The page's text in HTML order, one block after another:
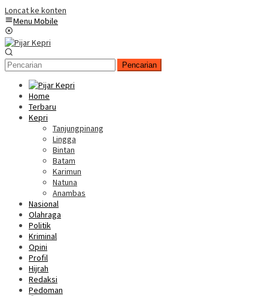
Loncat ke konten
Menu Mobile
Pencarian
Home
Terbaru
Kepri
Tanjungpinang
Lingga
Bintan
Batam
Karimun
Natuna
Anambas
Nasional
Olahraga
Politik
Kriminal
Opini
Profil
Hijrah
Redaksi
Pedoman